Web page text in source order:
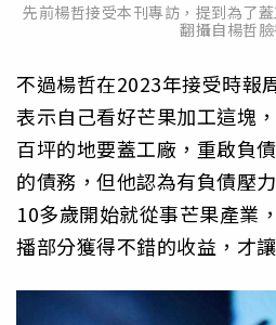
先前楊哲接受本刊專訪，提到為了
翻攝自楊哲臉
不過楊哲在2023年接受時報
表示自己看好芒果加工這塊
百坪的地要蓋工廠，重啟負
的債務，但他認為有負債壓
10多歲開始就從事芒果產業
播部分獲得不錯的收益，才